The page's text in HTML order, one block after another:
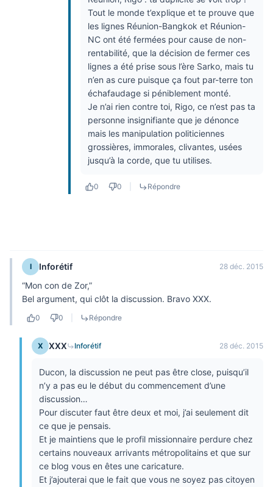
Tout le monde t’explique et te prouve que
les lignes Réunion-Bangkok et Réunion-
NC ont été fermées pour cause de non-
rentabilité, que la décision de fermer ces
lignes a été prise sous l’ère Sarko, mais tu
n’en as cure puisque ça fout par-terre ton
échafaudage si péniblement monté.
Je n’ai rien contre toi, Rigo, ce n’est pas ta
personne insignifiante que je dénonce
mais les manipulation politiciennes
grossières, immorales, clivantes, usées
jusqu’à la corde, que tu utilises.
0 0 Répondre
I Inforétif 28 déc. 2015
“Mon con de Zor,”
Bel argument, qui clôt la discussion. Bravo XXX.
0 0 Répondre
X XXX Inforétif 28 déc. 2015
Ducon, la discussion ne peut pas être close, puisqu’il
n’y a pas eu le début du commencement d’une
discussion…
Pour discuter faut être deux et moi, j’ai seulement dit
ce que je pensais.
Et je maintiens que le profil missionnaire perdure chez
certains nouveaux arrivants métropolitains et que sur
ce blog vous en êtes une caricature.
Et j’ajouterai que le fait que vous ne soyez pas citoyen